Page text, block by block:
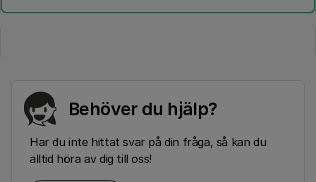
Behöver du hjälp?
Har du inte hittat svar på din fråga, så kan du
alltid höra av dig till oss!